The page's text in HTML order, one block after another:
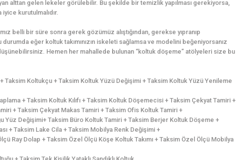
alttan gelen lekeler görülebilir. Bu şekilde bir temizlik yapılması gerekiyorsa,
kurutulmalıdır.
belli bir süre sonra gerek gözümüz alıştığından, gerekse yıpranıp
eğer koltuk takımınızın iskeleti sağlamsa ve modelini beğeniyorsanız
düşünebilirsiniz. Hemen her mahallede bulunan “koltuk döşeme” atölyeleri size bu
Taksim Koltukçu + Taksim Koltuk Yüzü Değişimi + Taksim Koltuk Yüzü Yenileme
+ Taksim Koltuk Kılıfı + Taksim Koltuk Döşemecisi + Taksim Çekyat Tamiri +
+ Taksim Çekyat Makas Tamiri + Taksim Ofis Koltuk Tamiri +
Yüz Değişimi+ Taksim Büro Koltuk Tamiri + Taksim Berjer Koltuk Döşeme +
+ Taksim Lake Cila + Taksim Mobilya Renk Değişimi +
Ray Dolap + Taksim Özel Ölçü Köşe Koltuk Takımı + Taksim Özel Ölçü Mobilya